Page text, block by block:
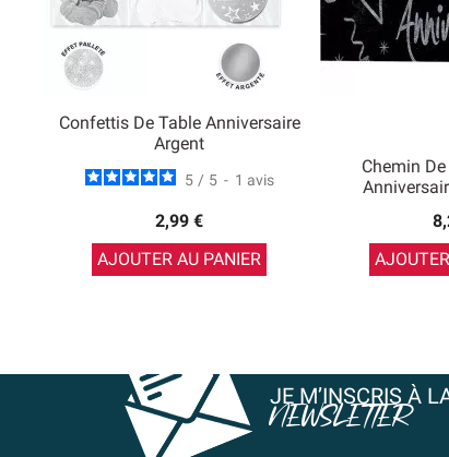
Confettis De Table Anniversaire
Argent
5 / 5 - 1 avis
2,99 €
AJOUTER AU PANIER
Chemin
JE M’INSCRIS À
NEWSLETTER